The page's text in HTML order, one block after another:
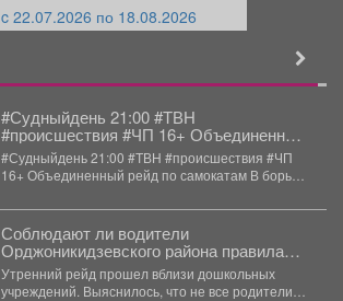
c 22.07.2026 по 18.08.2026
#Судныйдень 21:00 #ТВН
#происшествия #ЧП 16+ Объединенный
рейд по самокатам В борьбе с
правонарушениями все средства
хороши.
#Судныйдень 21:00 #ТВН #происшествия #ЧП
16+ Объединенный рейд по самокатам В борьбе
Соблюдают ли водители
Орджоникидзевского района правила
перевозки несовершеннолетних,
проверили Госавтоинспекторы.
Утренний рейд прошел вблизи дошкольных
учреждений. Выяснилось, что не все родители